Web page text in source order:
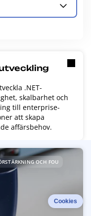
.NET-
skalbarhet och
till enterprise-
att skapa
affärsbehov.
OCH FOU
Cookies